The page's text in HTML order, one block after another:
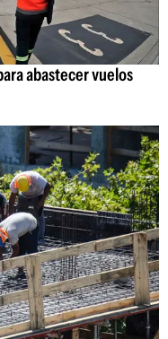
abastecer vuelos